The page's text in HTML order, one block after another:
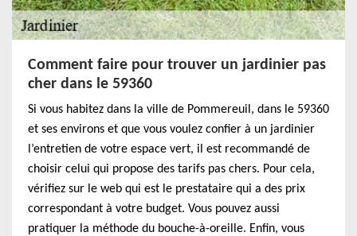
Comment faire pour trouver un jardinier pas
cher dans le 59360
Si vous habitez dans la ville de Pommereuil, dans le 59360
et ses environs et que vous voulez confier à un jardinier
l’entretien de votre espace vert, il est recommandé de
choisir celui qui propose des tarifs pas chers. Pour cela,
vérifiez sur le web qui est le prestataire qui a des prix
correspondant à votre budget. Vous pouvez aussi
pratiquer la méthode du bouche-à-oreille. Enfin, vous